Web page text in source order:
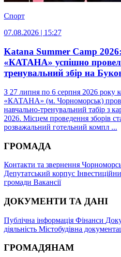
Спорт
07.08.2026 | 15:27
Katana Summer Camp
«КАТАНА» успішно
тренувальний збір на
З 27 липня по 6 серпня 2026 року
«КАТАНА» (м. Чорноморськ)
навчально-тренувальний табір з
2026. Місцем проведення зборів
розважальний готельний компл ...
ГРОМАДА
Контакти та звернення
Депутатський корпус
громади Вакансії
ДОКУМЕНТИ ТА ДАНІ
Публічна інформація Фінанси
діяльність Містобудівна
ГРОМАДЯНАМ